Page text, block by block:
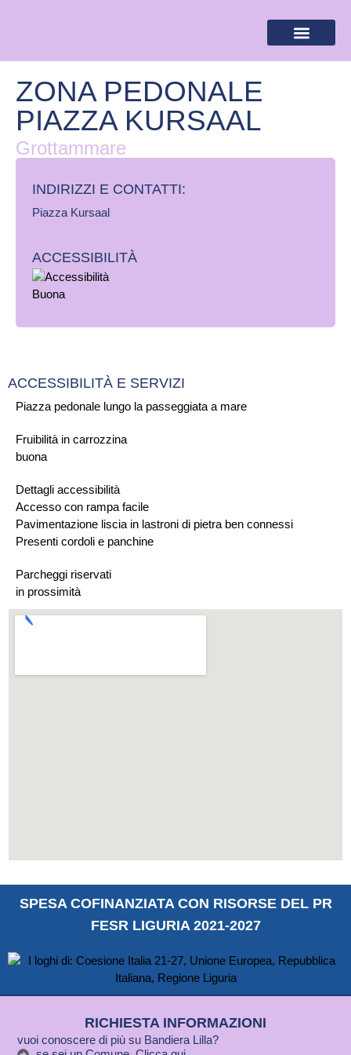
ZONA PEDONALE
PIAZZA KURSAAL
Grottammare
INDIRIZZI E CONTATTI:​
Piazza Kursaal
ACCESSIBILITÀ
Piazza pedonale lungo la passeggiata a mare
Fruibilità in carrozzina
buona
Dettagli accessibilità
Accesso con rampa facile
Pavimentazione liscia in lastroni di pietra ben connessi
Presenti cordoli e panchine
Parcheggi riservati
in prossimità
ACCESSIBILITÀ E SERVIZI
SPESA COFINANZIATA CON RISORSE DEL PR
FESR LIGURIA 2021-2027
RICHIESTA INFORMAZIONI
vuoi conoscere di più su Bandiera Lilla?